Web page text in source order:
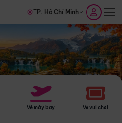
TP. Hồ Chí Minh
Vé máy bay Vé vui chơi